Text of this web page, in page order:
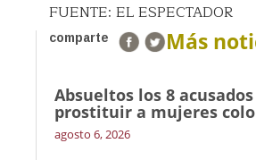
FUENTE: EL ESPECTADOR
comparte Más
Absueltos los 8
prostituir a mujeres
agosto 6, 2026